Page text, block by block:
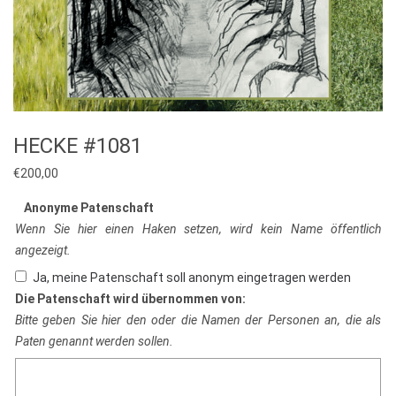
HECKE #1081
€200,00
Anonyme Patenschaft
Wenn Sie hier einen Haken setzen, wird kein Name öffentlich
angezeigt.
Ja, meine Patenschaft soll anonym eingetragen werden
Die Patenschaft wird übernommen von:
Bitte geben Sie hier den oder die Namen der Personen an, die als
Paten genannt werden sollen.